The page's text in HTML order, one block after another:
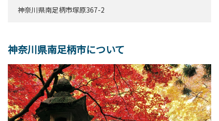
神奈川県南足柄市塚原367-2
神奈川県南足柄市について